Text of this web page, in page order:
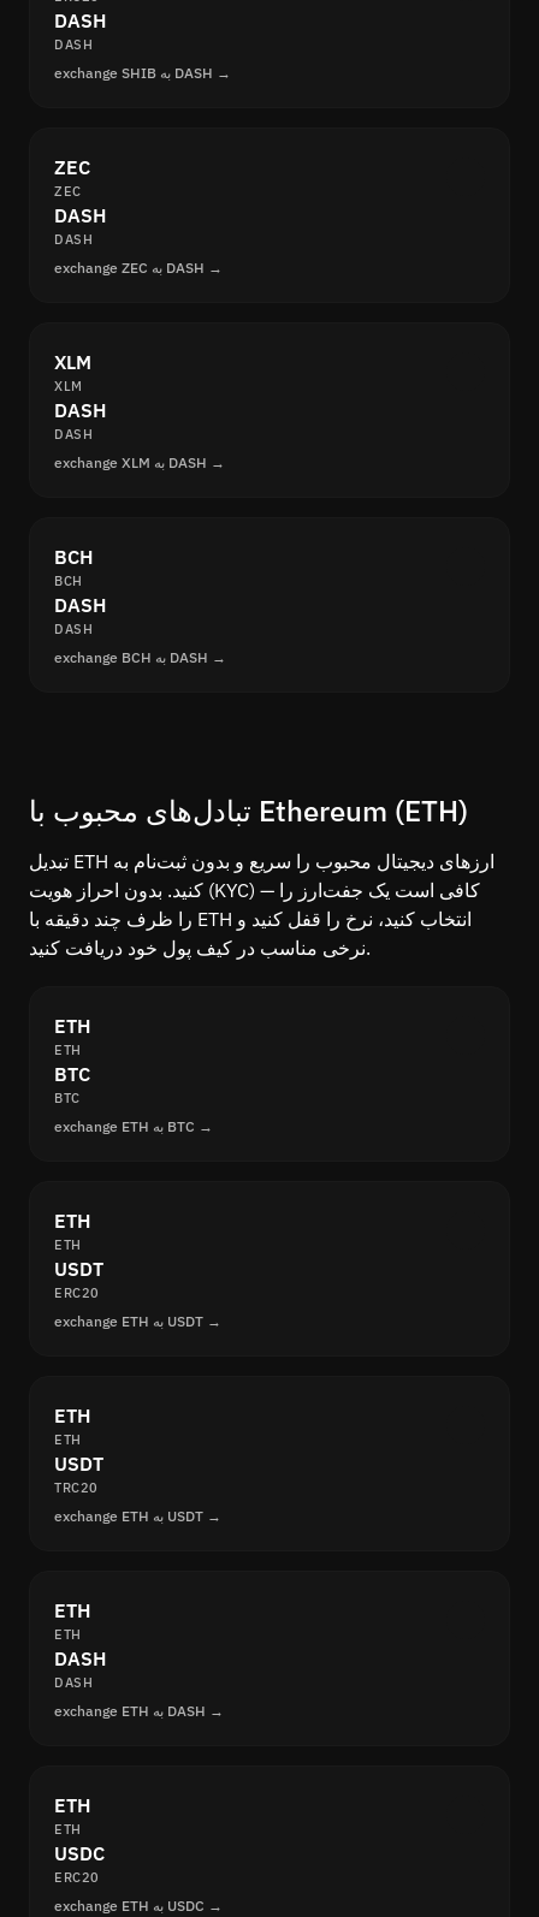
DASH
DASH
exchange SHIB به DASH →
ZEC
ZEC
DASH
DASH
exchange ZEC به DASH →
XLM
XLM
DASH
DASH
exchange XLM به DASH →
BCH
BCH
DASH
DASH
exchange BCH به DASH →
تبادل‌های محبوب با Ethereum (ETH)
ارزهای دیجیتال محبوب را سریع و بدون ثبت‌نام به ⁨ETH⁩ تبدیل
کنید. بدون احراز هویت (KYC) — کافی است یک جفت‌ارز را
انتخاب کنید، نرخ را قفل کنید و ⁨ETH⁩ را ظرف چند دقیقه با
نرخی مناسب در کیف پول خود دریافت کنید.
ETH
ETH
BTC
BTC
exchange ETH به BTC →
ETH
ETH
USDT
ERC20
exchange ETH به USDT →
ETH
ETH
USDT
TRC20
exchange ETH به USDT →
ETH
ETH
DASH
DASH
exchange ETH به DASH →
ETH
ETH
USDC
ERC20
exchange ETH به USDC →